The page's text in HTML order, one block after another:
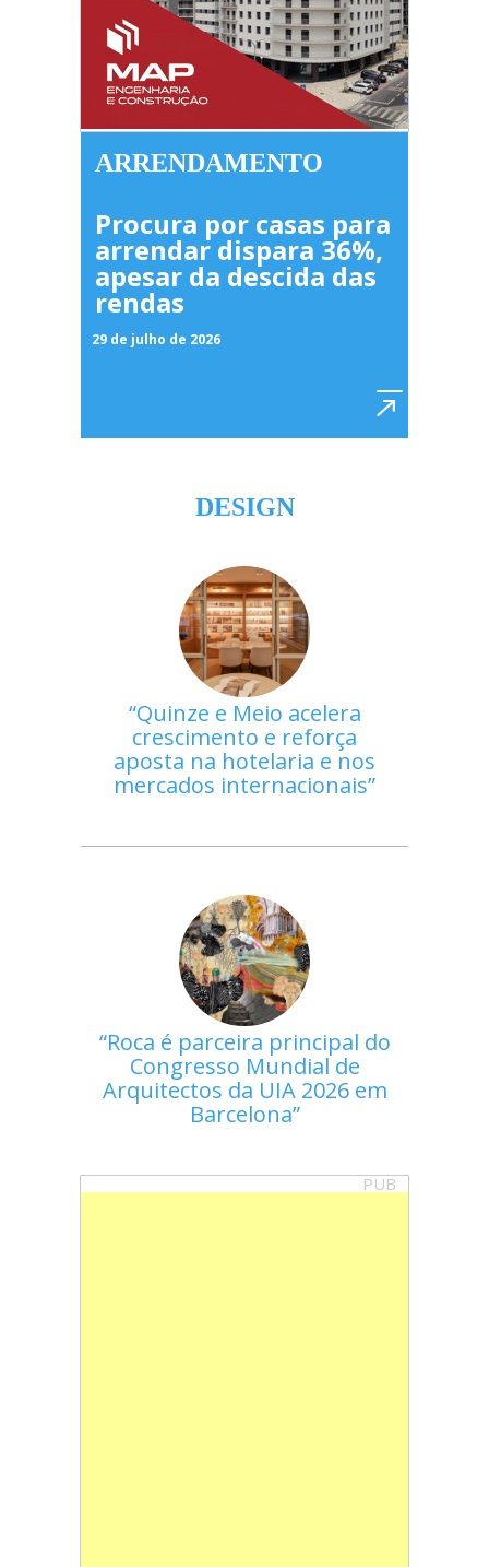
ARRENDAMENTO
Procura por casas para
arrendar dispara 36%,
apesar da descida das
rendas
29 de julho de 2026
DESIGN
Quinze e Meio acelera
crescimento e reforça
aposta na hotelaria e nos
mercados internacionais
Roca é parceira principal do
Congresso Mundial de
Arquitectos da UIA 2026 em
Barcelona
PUB